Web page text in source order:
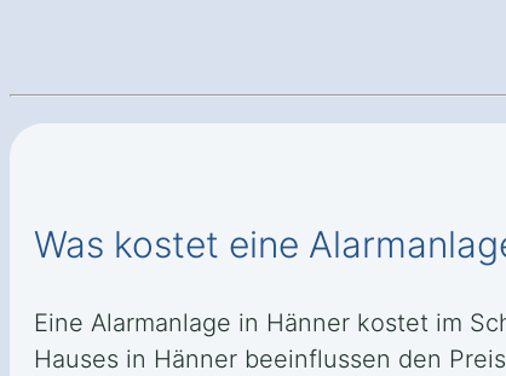
Was kostet eine
Eine Alarmanlage in Hänner kostet im
Hauses in Hänner beeinflussen den